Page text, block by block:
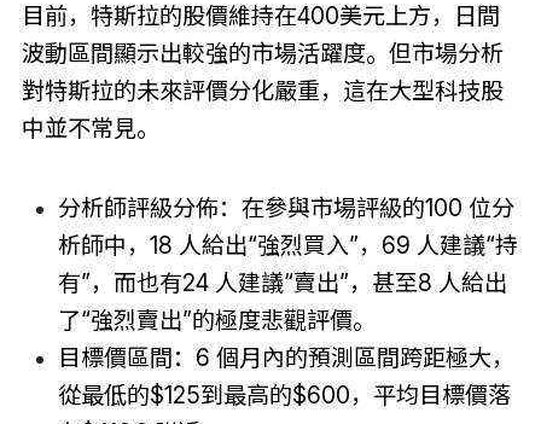
目前，特斯拉的股價維持在400美元上方，日間
波動區間顯示出較強的市場活躍度。但市場分析
對特斯拉的未來評價分化嚴重，這在大型科技股
中並不常見。
分析師評級分佈：在參與市場評級的100 位分
析師中，18 人給出“強烈買入”，69 人建議“持
有”，而也有24 人建議“賣出”，甚至8 人給出
了“強烈賣出”的極度悲觀評價。
目標價區間：6 個月內的預測區間跨距極大，
從最低的$125到最高的$600，平均目標價落